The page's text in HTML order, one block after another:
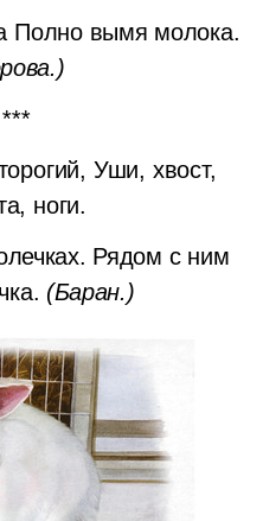
Полно вымя молока.
***
Уши, хвост,
ноги.
Рядом с ним
(Баран.)